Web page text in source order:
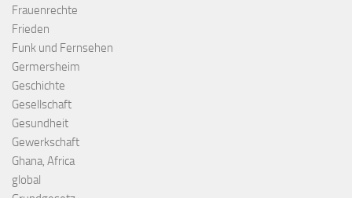
Frauenrechte
Frieden
Funk und Fernsehen
Germersheim
Geschichte
Gesellschaft
Gesundheit
Gewerkschaft
Ghana, Africa
global